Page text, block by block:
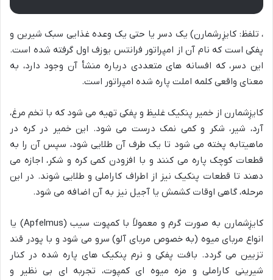
، تلفظ: کایزِرشمارن) یک دسر یا حتی یک وعده غذایی سبک شیرین و
پفکی است که نام آن از امپراتور فرانتس یوزف اول گرفته شده است.
این دسر، که افسانه های متعددی درباره منشأ آن وجود دارد، به
معنای واقعی کلمه املت پاره شده امپراتور است.
کایزِشمارن از خمیر پنکیک غلیظ و پفکی تهیه می شود که با تخم مرغ،
آرد، شیر، شکر و کمی نمک درست می شود. این خمیر در کره در
ماهیتابه پخته می شود تا یک طرف آن طلایی شود، سپس آن را به
قطعات کوچک پاره می کنند و با افزودن کمی کره و شکر، اجازه می
دهند تا قطعات پنکیک نیز از اطراف کاراملی و طلایی شوند. در این
مرحله، گاهی اوقات کشمش یا آجیل نیز به آن اضافه می شود.
کایزِشمارن به صورت گرم و معمولاً با کمپوت سیب (Apfelmus) یا
انواع مربای میوه (به خصوص مربای آلو) سرو می شود و با پودر قند
تزیین می گردد. بافت پفکی و نرم پنکیک های پاره شده در کنار
شیرینی کاراملی و مزه میوه ای کمپوت، تجربه ای بی نظیر و